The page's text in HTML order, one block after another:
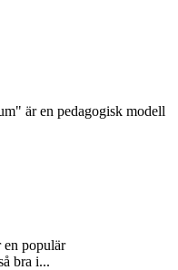
är en pedagogisk modell
en populär
bra i...